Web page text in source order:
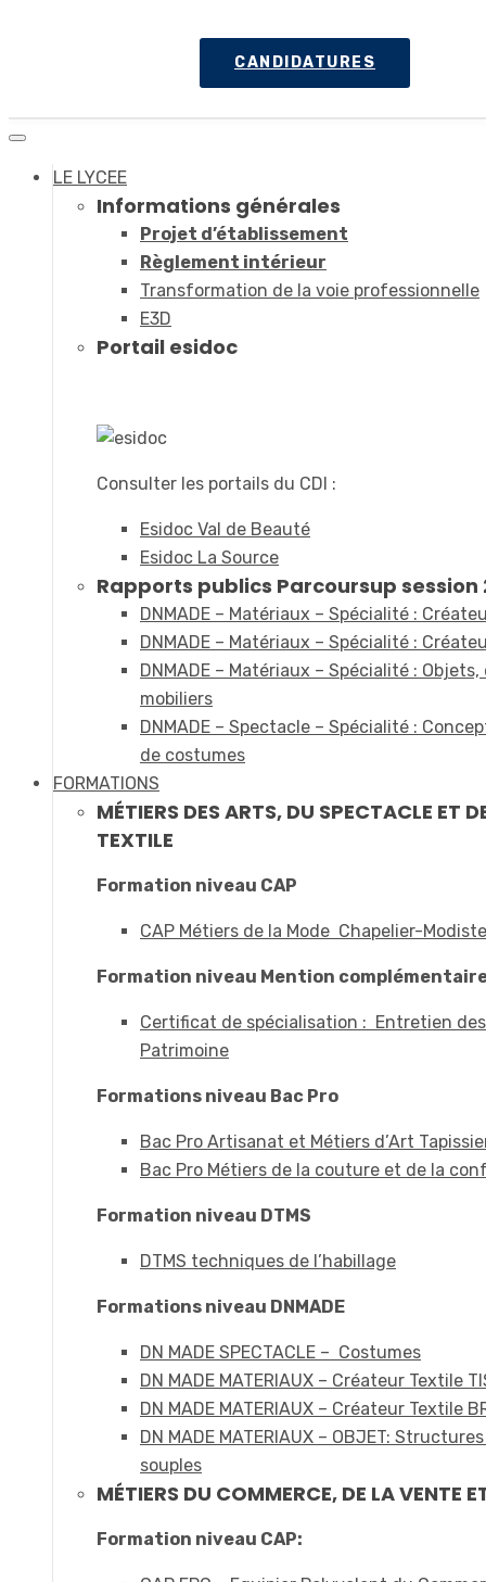
CANDIDATURES
LE LYCEE
Informations générales
Projet d’établissement
Règlement intérieur
Transformation de la voie professionnelle
E3D
Portail esidoc
Consulter les portails du CDI :
Esidoc Val de Beauté
Esidoc La Source
Rapports publics Parcoursup session
DNMADE – Matériaux – Spécialité :
DNMADE – Matériaux – Spécialité :
DNMADE – Matériaux – Spécialité :
mobiliers
DNMADE – Spectacle – Spécialité :
de costumes
FORMATIONS
MÉTIERS DES ARTS, DU SPECTACLE ET
TEXTILE
Formation niveau CAP
CAP Métiers de la Mode Chapelier-Modiste
Formation niveau Mention
Certificat de spécialisation : Entretien
Patrimoine
Formations niveau Bac Pro
Bac Pro Artisanat et Métiers d’Art
Bac Pro Métiers de la couture et de la
Formation niveau DTMS
DTMS techniques de l’habillage
Formations niveau DNMADE
DN MADE SPECTACLE – Costumes
DN MADE MATERIAUX – Créateur Textile
DN MADE MATERIAUX – Créateur Textile
DN MADE MATERIAUX – OBJET:
souples
MÉTIERS DU COMMERCE, DE LA VENTE
Formation niveau CAP: